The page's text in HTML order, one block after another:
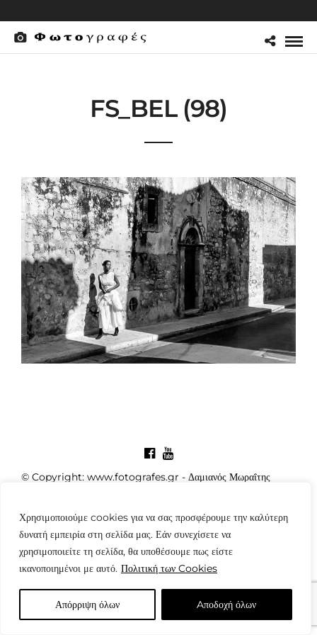
Χρησιμοποιούμε cookies για να σας προσφέρουμε την καλύτερη
δυνατή εμπειρία στη σελίδα μας. Εάν συνεχίσετε να
χρησιμοποιείτε τη σελίδα, θα υποθέσουμε πως είστε
ικανοποιημένοι με αυτό. Πολιτική των Cookies
Απόρριψη όλων Aποδοχή όλων
FS_BEL (98)
© Copyright: www.fotografes.gr - Δαμιανός Μωραΐτης